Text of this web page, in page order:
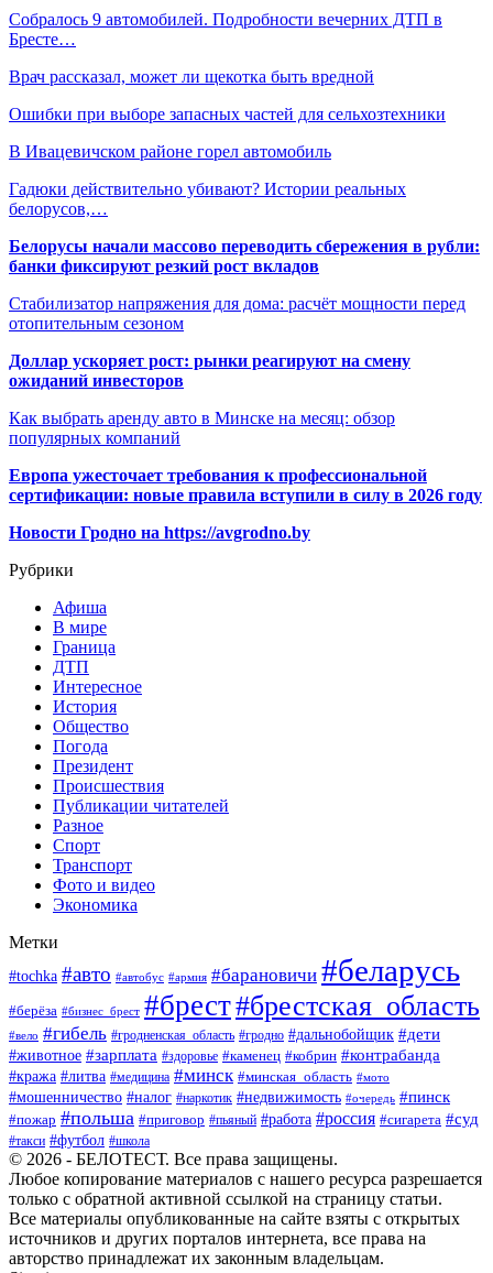
Собралось 9 автомобилей. Подробности вечерних ДТП в
Бресте…
Врач рассказал, может ли щекотка быть вредной
Ошибки при выборе запасных частей для сельхозтехники
В Ивацевичском районе горел автомобиль
Гадюки действительно убивают? Истории реальных
белорусов,…
Белорусы начали массово переводить сбережения в рубли:
банки фиксируют резкий рост вкладов
Стабилизатор напряжения для дома: расчёт мощности перед
отопительным сезоном
Доллар ускоряет рост: рынки реагируют на смену
ожиданий инвесторов
Как выбрать аренду авто в Минске на месяц: обзор
популярных компаний
Европа ужесточает требования к профессиональной
сертификации: новые правила вступили в силу в 2026 году
Новости Гродно на https://avgrodno.by
Рубрики
Афиша
В мире
Граница
ДТП
Интересное
История
Общество
Погода
Президент
Происшествия
Публикации читателей
Разное
Спорт
Транспорт
Фото и видео
Экономика
Метки
#tochka #авто #автобус #армия #барановичи #беларусь
#берёза #бизнес_брест #брест#брестская_область
#вело #гибель #гродненская_область #гродно #дальнобойщик #дети
#животное #зарплата #здоровье #каменец #кобрин #контрабанда
#кража #литва #медицина #минск #минская_область #мото
#мошенничество #налог #наркотик #недвижимость #очередь #пинск
#пожар #польша #приговор #пьяный #работа #россия #сигарета #суд
#такси #футбол #школа
© 2026 - БЕЛОТЕСТ. Все права защищены.
Любое копирование материалов с нашего ресурса разрешается
только с обратной активной ссылкой на страницу статьи.
Все материалы опубликованные на сайте взяты с открытых
источников и других порталов интернета, все права на
авторство принадлежат их законным владельцам.